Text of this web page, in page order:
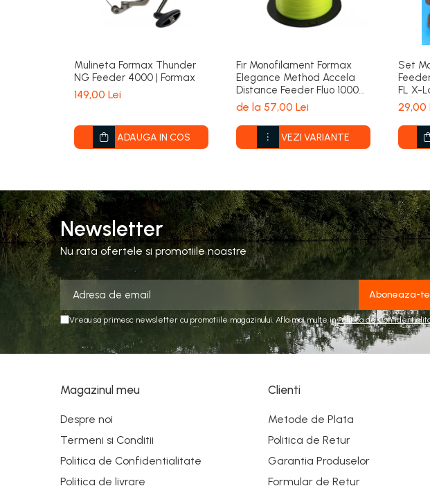
Mulineta Formax Thunder
NG Feeder 4000 | Formax
149,00 Lei
ADAUGA IN COS
Fir Monofilament Formax
Elegance Method Accela
Distance Feeder Fluo 1000m
| Formax
de la 57,00 Lei
VEZI VARIANTE
Set
FL X-
PRO FL
29,00
Newsletter
Nu rata ofertele si promotiile noastre
Vreau sa primesc newsletter cu promotiile magazinului. Afla mai multe inPolitica de
Magazinul meu
Despre noi
Termeni si Conditii
Politica de Confidentialitate
Politica de livrare
Clienti
Metode de Plata
Politica de Retur
Garantia Produselor
Formular de Retur